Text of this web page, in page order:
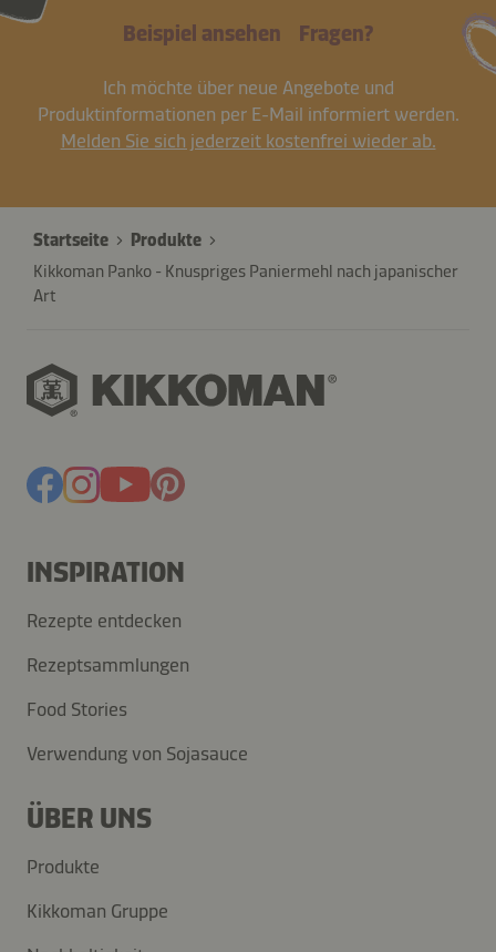
Beispiel ansehen Fragen?
Ich möchte über neue Angebote und
Produktinformationen per E-Mail informiert werden.
Melden Sie sich jederzeit kostenfrei wieder ab.
Startseite
Produkte
Kikkoman Panko - Knuspriges Paniermehl nach japanischer
Art
INSPIRATION
Rezepte entdecken
Rezeptsammlungen
Food Stories
Verwendung von Sojasauce
ÜBER UNS
Produkte
Kikkoman Gruppe